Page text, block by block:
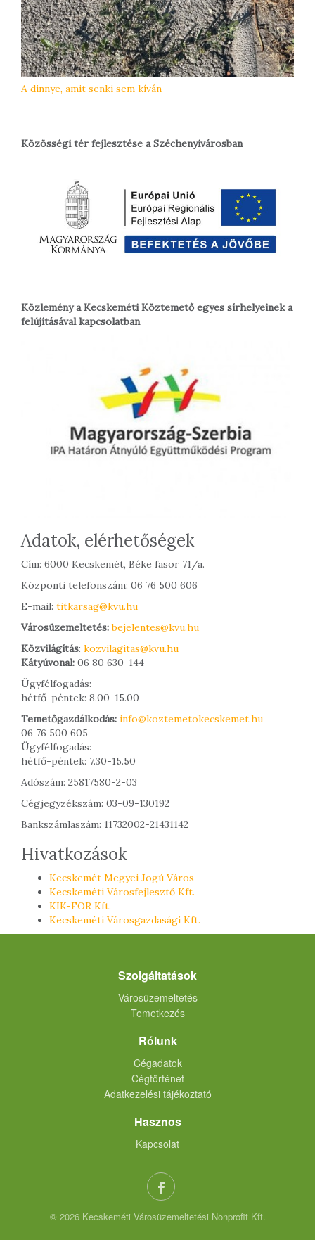
A dinnye, amit senki sem kíván
Közösségi tér fejlesztése a Széchenyivárosban
Közlemény a Kecskeméti Köztemető egyes sírhelyeinek a
felújításával kapcsolatban
Adatok, elérhetőségek
Cím: 6000 Kecskemét, Béke fasor 71/a.
Központi telefonszám: 06 76 500 606
E-mail: titkarsag@kvu.hu
Városüzemeltetés:bejelentes@kvu.hu
Közvilágítás: kozvilagitas@kvu.hu
Kátyúvonal: 06 80 630-144
Ügyfélfogadás:
hétfő-péntek: 8.00-15.00
Temetőgazdálkodás: info@koztemetokecskemet.hu
06 76 500 605
Ügyfélfogadás:
hétfő-péntek: 7.30-15.50
Adószám: 25817580-2-03
Cégjegyzékszám: 03-09-130192
Bankszámlaszám: 11732002-21431142
Hivatkozások
Kecskemét Megyei Jogú Város
Kecskeméti Városfejlesztő Kft.
KIK-FOR Kft.
Kecskeméti Városgazdasági Kft.
Szolgáltatások
Városüzemeltetés
Temetkezés
Rólunk
Cégadatok
Cégtörténet
Adatkezelési tájékoztató
Hasznos
Kapcsolat
© 2026 Kecskeméti Városüzemeltetési Nonprofit Kft.